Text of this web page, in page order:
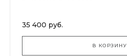
35 400 руб.
В КОРЗИНУ